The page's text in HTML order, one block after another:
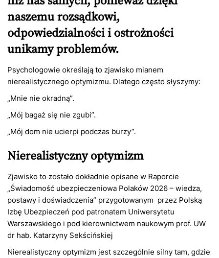
naszemu rozsądkowi,
odpowiedzialności i ostrożności
unikamy problemów.
Psychologowie określają to zjawisko mianem
nierealistycznego optymizmu. Dlatego często słyszymy:
„Mnie nie okradną”.
„Mój bagaż się nie zgubi”.
„Mój dom nie ucierpi podczas burzy”.
Nierealistyczny optymizm
Zjawisko to zostało dokładnie opisane w Raporcie
„Świadomość ubezpieczeniowa Polaków 2026 – wiedza,
postawy i doświadczenia” przygotowanym przez Polską
Izbę Ubezpieczeń pod patronatem Uniwersytetu
Warszawskiego i pod kierownictwem naukowym prof. UW
dr hab. Katarzyny Sekścińskiej
Nierealistyczny optymizm jest szczególnie silny tam, gdzie